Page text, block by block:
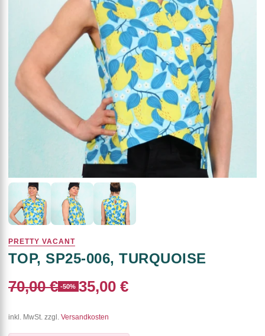
PRETTY VACANT
TOP, SP25-006, TURQUOISE
70,00 € -50% 35,00 €
inkl. MwSt. zzgl. Versandkosten